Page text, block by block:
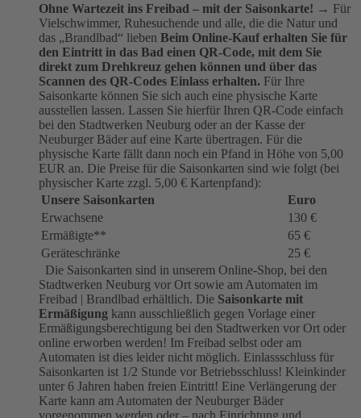
Ohne Wartezeit ins Freibad – mit der Saisonkarte! → Für
Vielschwimmer, Ruhesuchende und alle, die die Natur und
das „Brandlbad“ lieben Beim Online-Kauf erhalten Sie für
den Eintritt in das Bad einen QR-Code, mit dem Sie
direkt zum Drehkreuz gehen können und über das
Scannen des QR-Codes Einlass erhalten. Für Ihre
Saisonkarte können Sie sich auch eine physische Karte
ausstellen lassen. Lassen Sie hierfür Ihren QR-Code einfach
bei den Stadtwerken Neuburg oder an der Kasse der
Neuburger Bäder auf eine Karte übertragen. Für die
physische Karte fällt dann noch ein Pfand in Höhe von 5,00
EUR an. Die Preise für die Saisonkarten sind wie folgt (bei
physischer Karte zzgl. 5,00 € Kartenpfand):
Unsere Saisonkarten
Euro
Erwachsene
130 €
Ermäßigte**
65 €
Geräteschränke
25 €
Die Saisonkarten sind in unserem Online-Shop, bei den
Stadtwerken Neuburg vor Ort sowie am Automaten im
Freibad | Brandlbad erhältlich. Die Saisonkarte mit
Ermäßigung kann ausschließlich gegen Vorlage einer
Ermäßigungsberechtigung bei den Stadtwerken vor Ort oder
online erworben werden! Im Freibad selbst oder am
Automaten ist dies leider nicht möglich. Einlassschluss für
Saisonkarten ist 1/2 Stunde vor Betriebsschluss! Kleinkinder
unter 6 Jahren haben freien Eintritt! Eine Verlängerung der
Karte kann am Automaten der Neuburger Bäder
vorgenommen werden oder – nach Einrichtung und